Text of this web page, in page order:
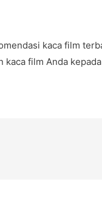
kaca film
film Anda